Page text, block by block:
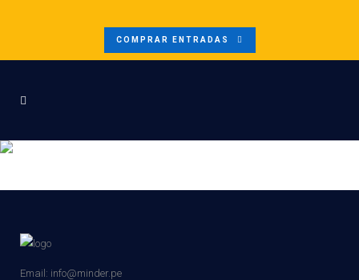
COMPRAR ENTRADAS
Email: info@minder.pe